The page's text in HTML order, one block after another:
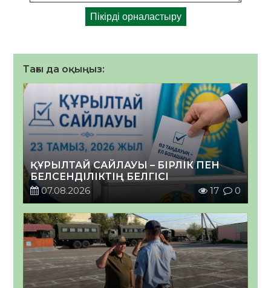
Тағы да оқыңыз:
ҚҰРЫЛТАЙ САЙЛАУЫ – БІРЛІК ПЕН
БЕЛСЕНДІЛІКТІҢ БЕЛГІСІ
07.08.2026
17 0